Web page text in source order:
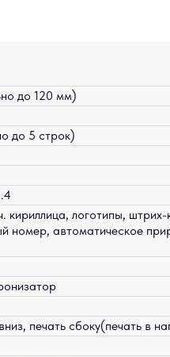
до 120 мм)
до 5 строк)
кириллица, логотипы, штрих-
номер, автоматическое
печать сбоку(печать в